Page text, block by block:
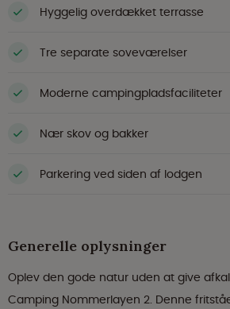
Hyggelig overdækket terrasse
Tre separate soveværelser
Moderne campingpladsfaciliteter
Nær skov og bakker
Parkering ved siden af lodgen
Generelle oplysninger
Oplev den gode natur uden at give
Camping Nommerlayen 2. Denne